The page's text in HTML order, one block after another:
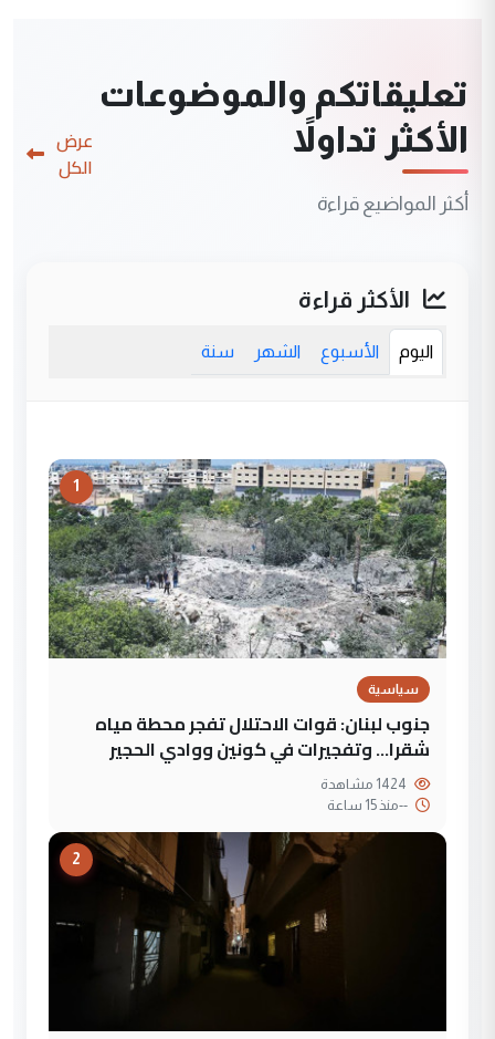
تعليقاتكم والموضوعات
الأكثر تداولاً
أكثر المواضيع قراءة
عرض
الكل
الأكثر قراءة
اليوم الأسبوع الشهر سنة
1
سياسية
جنوب لبنان: قوات الاحتلال تفجر محطة مياه
شقرا… وتفجيرات في كونين ووادي الحجير
--منذ 15 ساعة
2